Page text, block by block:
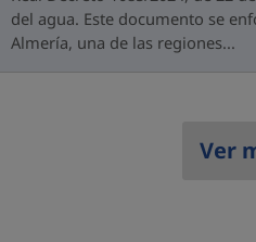
del agua. Este documento se
Almería, una de las regiones...
Ver